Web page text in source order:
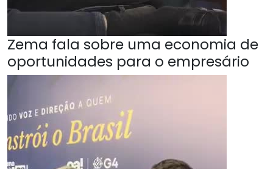
Zema fala sobre uma economia de
oportunidades para o empresário